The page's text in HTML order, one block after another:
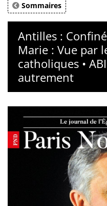
Sommaires
Antilles :
Marie : Vue par
catholiques •
autrement